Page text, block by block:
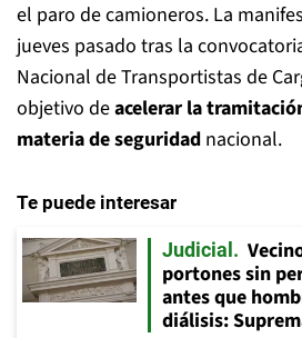
el paro de camioneros. La
jueves pasado tras la
Nacional de Transportistas de
objetivo deacelerar la
materia de seguridad nacional.
Te puede interesar
Judicial
portones sin
antes que
diálisis: